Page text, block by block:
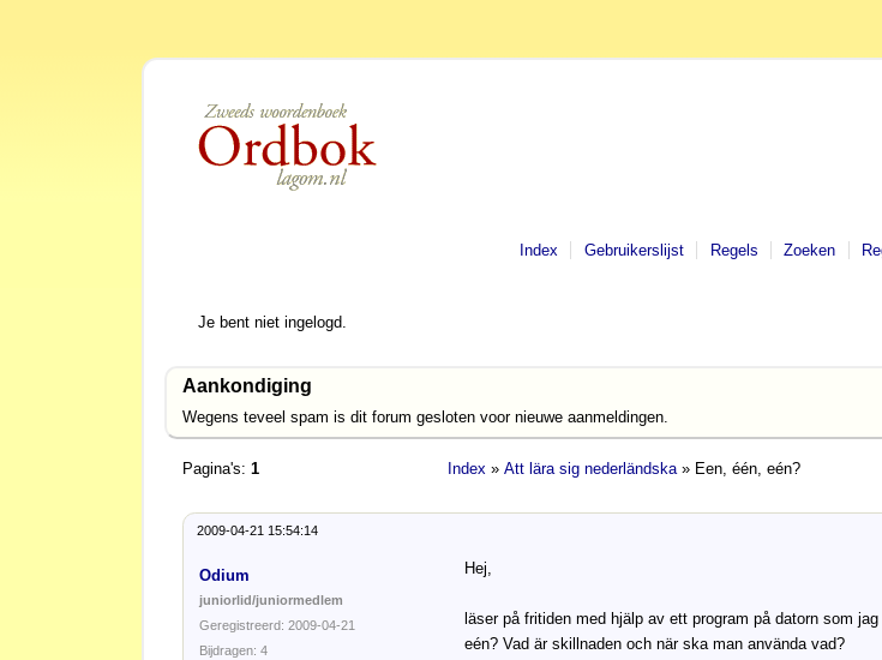
Index Gebruikerslijst Regels Zoeken
Je bent niet ingelogd.
Aankondiging
Wegens teveel spam is dit forum gesloten voor nieuwe aanmeldingen.
Pagina's: 1 Index » Att lära sig nederländska» Een, één, eén?
2009-04-21 15:54:14
Odium
juniorlid/juniormedlem
Geregistreerd: 2009-04-21
Bijdragen: 4
Hej,
läser på fritiden med hjälp av ett program på datorn som
eén? Vad är skillnaden och när ska man använda vad?